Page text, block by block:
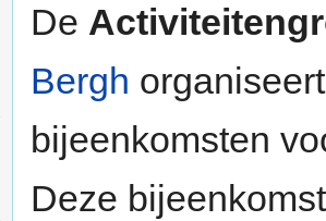
De
Bergh
bijeenkomsten
Deze